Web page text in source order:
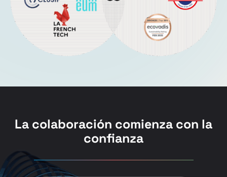
La colaboración comienza con la
confianza